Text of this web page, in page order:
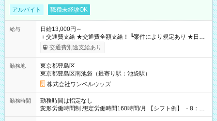
アルバイト 職種未経験OK
給与
日給13,000円～
＋交通費支給 ★交通費全額支給！ ┗案件により規定あり ★日払
いOK！（規定あり） ┗働いたその日に現金GET♪ お仕事後はコ
ンビニATMから 日払い分を引き落とせます！ 【試用期間】試
交通費別途支給あり
勤務地
東京都豊島区
東京都豊島区南池袋（最寄り駅：池袋駅）
株式会社ワンベルウッズ
勤務時間
勤務時間は指定なし
変形労働時間制 想定労働時間160時間/月 【シフト例】 ・8：00
～21：00